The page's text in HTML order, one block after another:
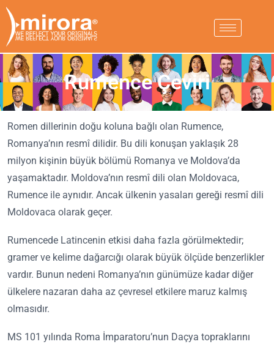
Rumence Çeviri
Romen dillerinin doğu koluna bağlı olan Rumence,
Romanya’nın resmî dilidir. Bu dili konuşan yaklaşık 28
milyon kişinin büyük bölümü Romanya ve Moldova’da
yaşamaktadır. Moldova’nın resmî dili olan Moldovaca,
Rumence ile aynıdır. Ancak ülkenin yasaları gereği resmî dili
Moldovaca olarak geçer.
Rumencede Latincenin etkisi daha fazla görülmektedir;
gramer ve kelime dağarcığı olarak büyük ölçüde benzerlikler
vardır. Bunun nedeni Romanya’nın günümüze kadar diğer
ülkelere nazaran daha az çevresel etkilere maruz kalmış
olmasıdır.
MS 101 yılında Roma İmparatoru’nun Daçya topraklarını